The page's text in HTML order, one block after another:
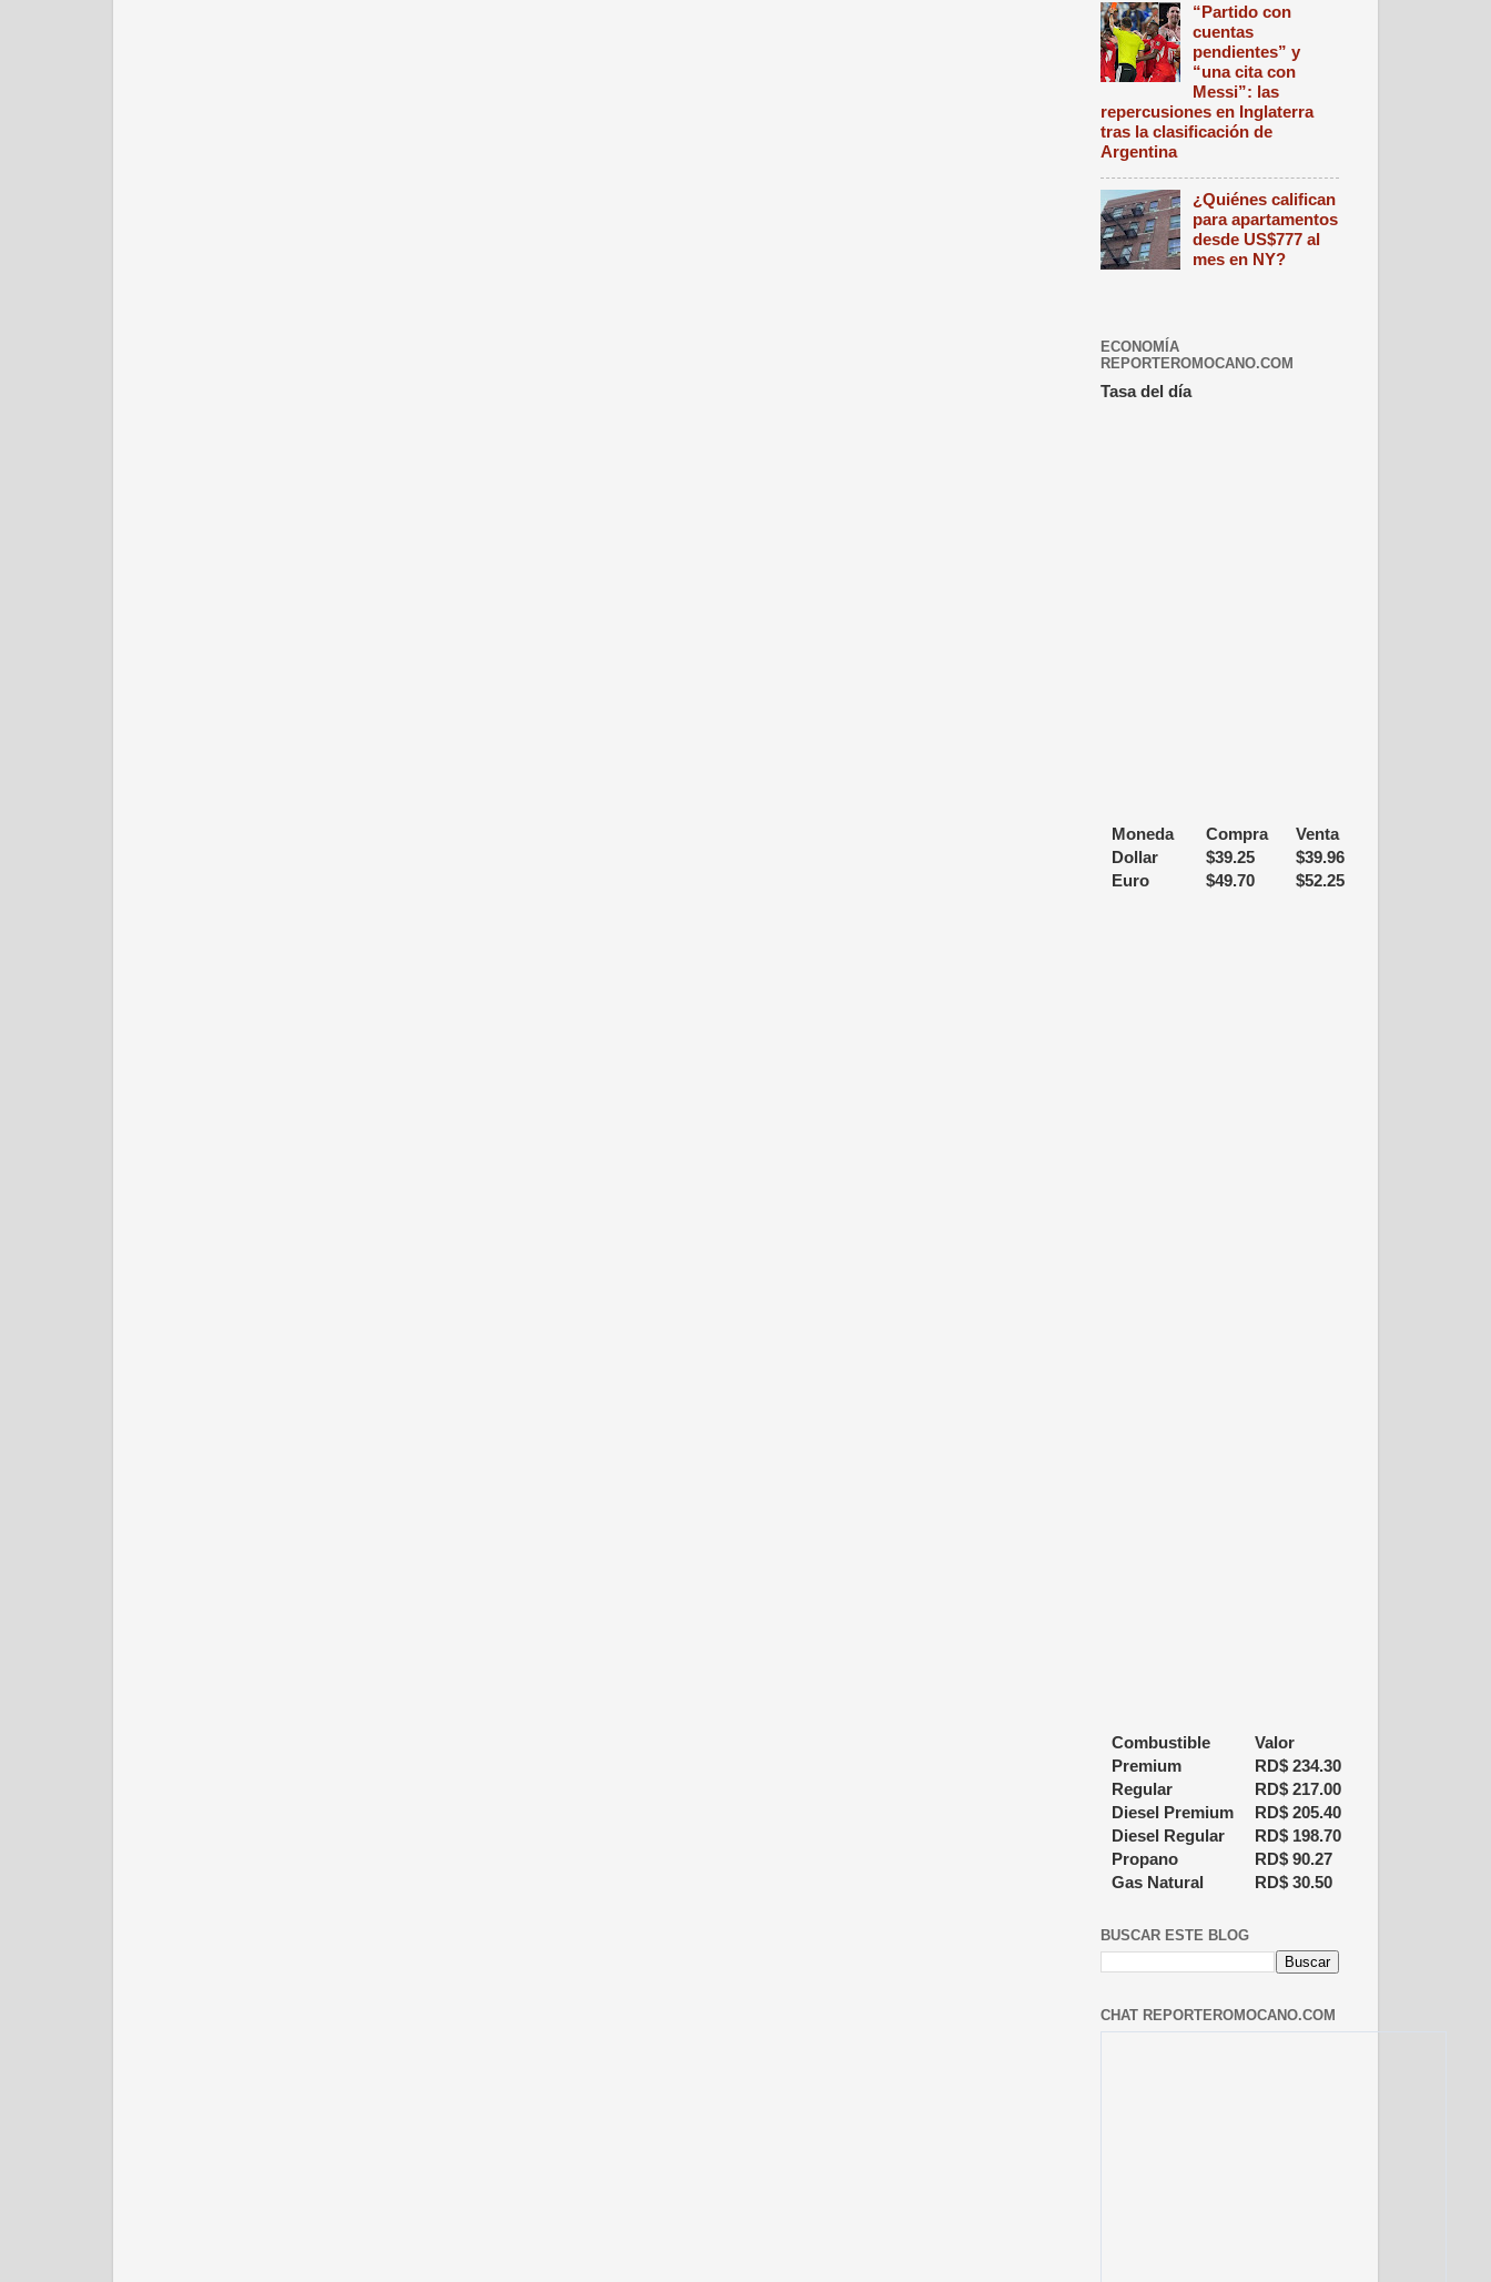
“Partido con
cuentas
pendientes” y
“una cita con
Messi”: las
repercusiones en Inglaterra
tras la clasificación de
Argentina
¿Quiénes califican
para apartamentos
desde US$777 al
mes en NY?
ECONOMÍA
REPORTEROMOCANO.COM
Tasa del día
Moneda Compra
Venta
Dollar
$39.25 $39.96
Euro
$49.70 $52.25
Combustible
Valor
Premium
RD$ 234.30
Regular
RD$ 217.00
Diesel Premium
RD$ 205.40
Diesel Regular
RD$ 198.70
Propano
RD$ 90.27
Gas Natural
RD$ 30.50
BUSCAR ESTE BLOG
CHAT REPORTEROMOCANO.COM